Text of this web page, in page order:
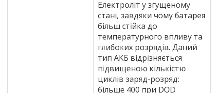
Електроліт у згущеному
стані, завдяки чому батарея
більш стійка до
температурного впливу та
глибоких розрядів. Даний
тип АКБ відрізняється
підвищеною кількістю
циклів заряд-розряд:
більше 400 при DOD